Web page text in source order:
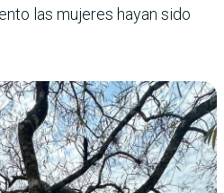
las mujeres hayan sido